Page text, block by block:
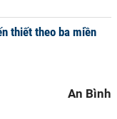
thiết theo ba miền
An Bình